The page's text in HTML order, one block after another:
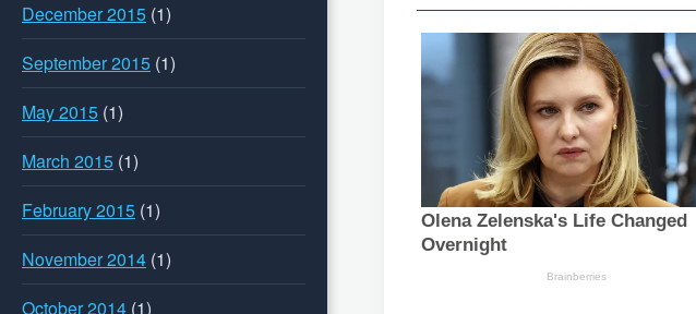
December 2015 (1)
September 2015 (1)
May 2015 (1)
March 2015 (1)
February 2015 (1)
November 2014 (1)
October 2014 (1)